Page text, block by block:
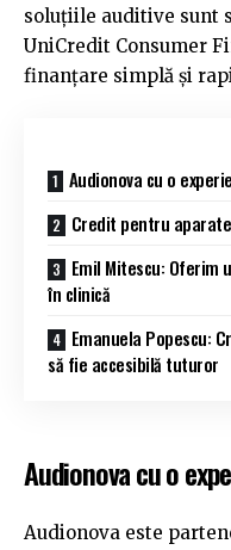
soluțiile auditive sunt
UniCredit Consumer
finanțare simplă și
Audionova cu o
Credit pentru
Emil Mitescu:
în clinică
Emanuela Popescu:
să fie accesibilă tuturor
Audionova cu o
Audionova este